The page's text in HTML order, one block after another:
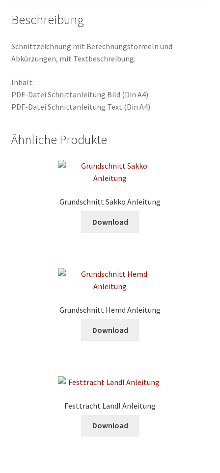
Beschreibung
Schnittzeichnung mit Berechnungsformeln und
Abkürzungen, mit Textbeschreibung.
Inhalt:
PDF-Datei Schnittanleitung Bild (Din A4)
PDF-Datei Schnittanleitung Text (Din A4)
Ähnliche Produkte
Grundschnitt Sakko Anleitung
Download
Grundschnitt Hemd Anleitung
Download
Festtracht Landl Anleitung
Download